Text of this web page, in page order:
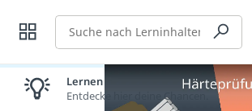
Suche
Lernen lohnt sich!
Entdecke hier deine Chancen.